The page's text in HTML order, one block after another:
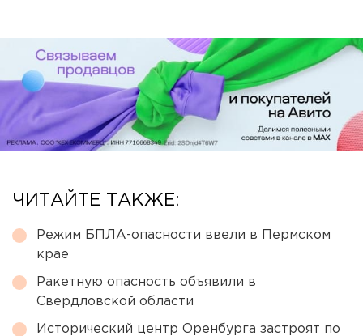
ЧИТАЙТЕ ТАКЖЕ:
Режим БПЛА-опасности ввели в Пермском
крае
Ракетную опасность объявили в
Свердловской области
Исторический центр Оренбурга застроят по